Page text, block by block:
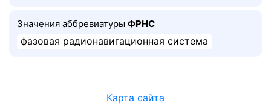
Значения аббревиатуры ФРНС
фазовая радионавигационная система
Карта сайта